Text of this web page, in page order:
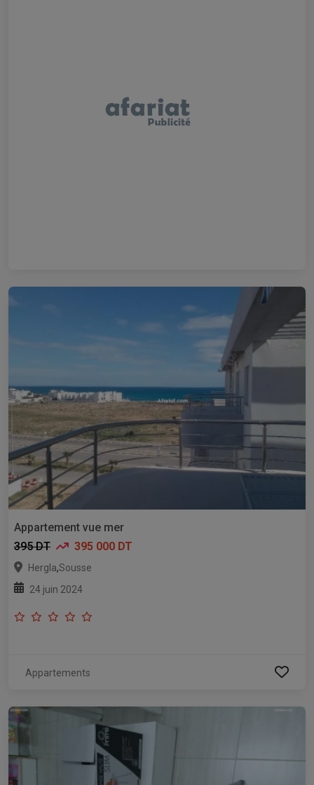
Appartement vue mer
395 DT
395 000 DT
Hergla,Sousse
24 juin 2024
Appartements